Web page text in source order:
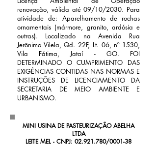
renovação, válida até 09/10/2030. Para
atividade de: Aparelhamento de rochas
ornamentais (mármore, granito, ardósia e
outras). Localizado na Avenida Rua
Jerônimo Vilela, Qd. 22F, Lt. 06, nº 1530,
Vila Fátima, Jataí - GO. FOI
DETERMINADO O CUMPRIMENTO DAS
EXIGÊNCIAS CONTIDAS NAS NORMAS E
INSTRUÇÕES DE LICENCIAMENTO DA
SECRETARIA DE MEIO AMBIENTE E
URBANISMO.
MINI USINA DE PASTEURIZAÇÃO ABELHA
LTDA
LEITE MEL - CNPJ: 02.921.780/0001-38